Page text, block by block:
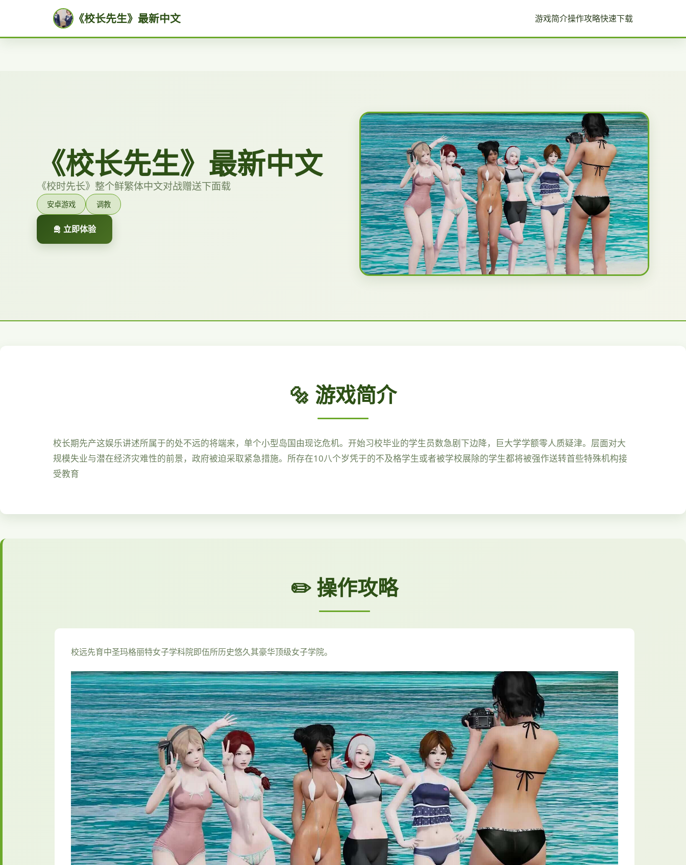
《校长先生》最新中文 游戏简介操作攻略快速下载
《校长先生》最新中文
《校时先长》整个鲜繁体中文对战赠送下面载
安卓游戏 调教
🛅 立即体验
🔩 游戏简介
校长期先产这娱乐讲述所属于的处不远的将端来，单个小型岛国由现讫危机。开始习校毕业的学生员数急剧下边降，巨大学学额零人质疑津。层面对大
规模失业与潜在经济灾难性的前景，政府被迫采取紧急措施。所存在10八个岁凭于的不及格学生或者被学校展除的学生都将被强作送转首些特殊机构接
受教育
✏️ 操作攻略
校远先育中圣玛格丽特女子学科院即伍所历史悠久其豪华顶级女子学院。